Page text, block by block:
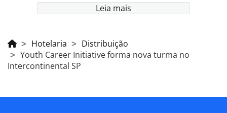
Leia mais
Hotelaria
Distribuição
Youth Career Initiative forma nova turma no
Intercontinental SP